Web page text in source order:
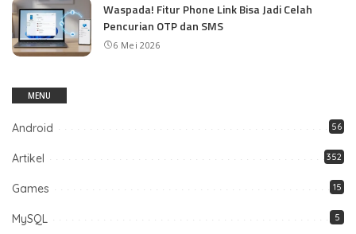
Waspada! Fitur Phone Link Bisa Jadi Celah
Pencurian OTP dan SMS
6 Mei 2026
MENU
Android 56
Artikel 352
Games 15
MySQL 5